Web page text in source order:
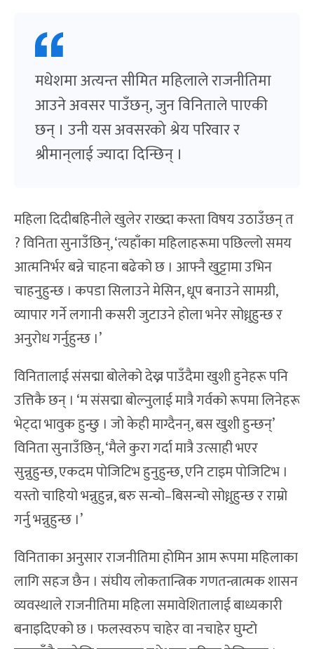
मधेशमा अत्यन्त सीमित महिलाले राजनीतिमा
आउने अवसर पाउँछन्, जुन विनिताले पाएकी
छन् । उनी यस अवसरको श्रेय परिवार र
श्रीमान‍्लाई ज्यादा दिन्छिन् ।
महिला दिदीबहिनीले खुलेर राख्दा कस्ता विषय उठाउँछन् त
? विनिता सुनाउँछिन्, ‘त्यहाँका महिलाहरूमा पछिल्लो समय
आत्मनिर्भर बन्ने चाहना बढेको छ । आफ्नै खुट्टामा उभिन
चाहनुहुन्छ । कपडा सिलाउने मेसिन, धूप बनाउने सामग्री,
व्यापार गर्ने लगानी कसरी जुटाउने होला भनेर सोध्नुहुन्छ र
अनुरोध गर्नुहुन्छ ।’
विनितालाई संसद्मा बोलेको देख्न पाउँदैमा खुशी हुनेहरू पनि
उत्तिकै छन् । ‘म संसद्मा बोल्नुलाई मात्रै गर्वको रूपमा लिनेहरू
भेट्दा भावुक हुन्छु । जो केही माग्दैनन्, बस खुशी हुन्छन्’
विनिता सुनाउँछिन्, ‘मैले कुरा गर्दा मात्रै उत्साही भएर
सुन्नुहुन्छ, एकदम पोजिटिभ हुनुहुन्छ, एनि टाइम पोजिटिभ ।
यस्तो चाहियो भन्नुहुन्न, बरु सन्चो–बिसन्चो सोध्नुहुन्छ र राम्रो
गर्नु भन्नुहुन्छ ।’
विनिताका अनुसार राजनीतिमा होमिन आम रूपमा महिलाका
लागि सहज छैन । संघीय लोकतान्त्रिक गणतन्त्रात्मक शासन
व्यवस्थाले राजनीतिमा महिला समावेशितालाई बाध्यकारी
बनाइदिएको छ । फलस्वरुप चाहेर वा नचाहेर घुम्टो